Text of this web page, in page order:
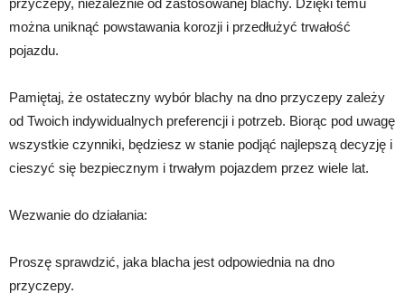
przyczepy, niezależnie od zastosowanej blachy. Dzięki temu
można uniknąć powstawania korozji i przedłużyć trwałość
pojazdu.
Pamiętaj, że ostateczny wybór blachy na dno przyczepy zależy
od Twoich indywidualnych preferencji i potrzeb. Biorąc pod uwagę
wszystkie czynniki, będziesz w stanie podjąć najlepszą decyzję i
cieszyć się bezpiecznym i trwałym pojazdem przez wiele lat.
Wezwanie do działania:
Proszę sprawdzić, jaka blacha jest odpowiednia na dno
przyczepy.